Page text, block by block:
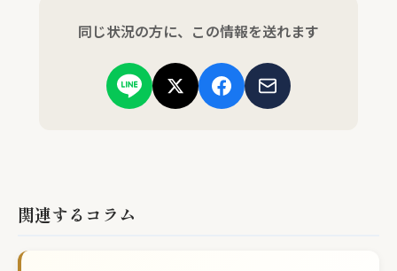
同じ状況の方に、この情報を送れます
関連するコラム